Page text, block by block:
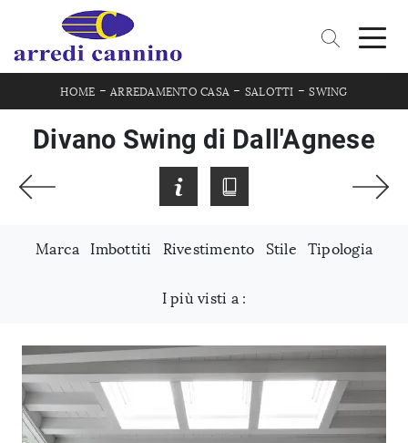
HOME -ARREDAMENTO CASA - SALOTTI -SWING
Divano Swing di Dall'Agnese
Marca Imbottiti Rivestimento Stile Tipologia
I più visti a :